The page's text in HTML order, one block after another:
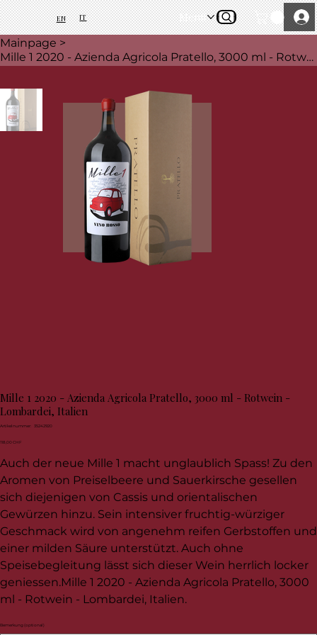
EN IT Menü
Mainpage >
Mille 1 2020 - Azienda Agricola Pratello, 3000 ml - Rotwein - Lombardei, Italien
Mille 1 2020 - Azienda Agricola Pratello, 3000 ml - Rotwein -
Lombardei, Italien
Artikelnummer:
Artikelnummer:
35242920
Preis
118,00 CHF
Auch der neue Mille 1 macht unglaublich Spass! Zu den
Aromen von Preiselbeere und Sauerkirsche gesellen
sich diejenigen von Cassis und orientalischen
Gewürzen hinzu. Sein intensiver fruchtig-würziger
Geschmack wird von angenehm reifen Gerbstoffen und
einer milden Säure unterstützt. Auch ohne
Speisebegleitung lässt sich dieser Wein herrlich locker
geniessen.Mille 1 2020 - Azienda Agricola Pratello, 3000
ml - Rotwein - Lombardei, Italien.
Bemerkung (optional)